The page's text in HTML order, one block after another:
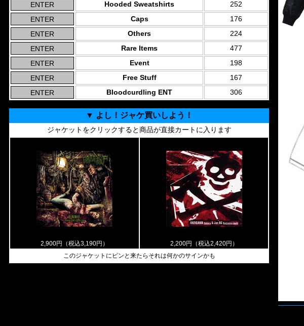
Hooded Sweatshirts
252
Caps
176
Others
224
Rare Items
477
Event
198
Free Stuff
167
Bloodcurdling ENT
306
▼ よし！ジャケ買いしよう！
ジャケットをクリックすると商品が直接カートに入ります
2,900円（税込3,190円）
2,200円（税込2,420円）
このジャケットにピンと来たらそれは何かのサインかも